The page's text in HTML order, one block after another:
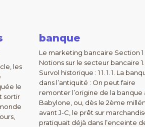
les
le
sortir
banque
Le marketing bancaire Section 1
Notions sur le secteur bancaire 1.
Survol historique : 1 1. 1. 1. La
dans l’antiquité : On peut faire
remonter l’origine de la banque
Babylone, ou, dès le 2ème
avant J-C, le prêt sur
pratiquait déjà dans l’enceinte